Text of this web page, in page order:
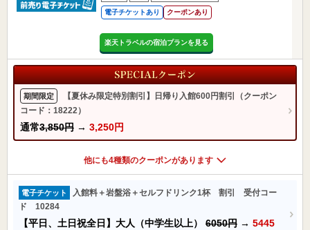
電子チケットあり クーポンあり
楽天トラベルの宿泊プランを見る
期間限定
【夏休み限定特別割引】日帰り入館600円割引（クーポン
コード：18222）
通常3,850円 → 3,250円
他にも4種類のクーポンがあります
電子チケット
入館料＋岩盤浴＋セルフドリンク1杯 割引 受付コー
ド 10284
【平日、土日祝全日】大人（中学生以上） 6050円 → 5445